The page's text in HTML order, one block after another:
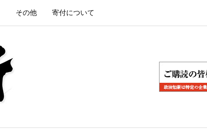
その他 寄付について